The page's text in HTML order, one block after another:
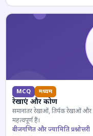
MCQ मध्यम
रेखाएं और कोण
समानांतर रेखाओं, तिर्यक रेखाओं और
महत्वपूर्ण हैं।
बीजगणित और ज्यामिति प्रश्नोत्तरी